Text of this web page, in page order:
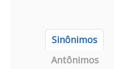
Sinônimos
Antônimos